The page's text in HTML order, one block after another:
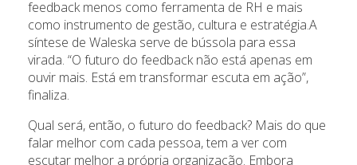
feedback menos como ferramenta de RH e mais
como instrumento de gestão, cultura e estratégia.A
síntese de Waleska serve de bússola para essa
virada. “O futuro do feedback não está apenas em
ouvir mais. Está em transformar escuta em ação”,
finaliza.
Qual será, então, o futuro do feedback? Mais do que
falar melhor com cada pessoa, tem a ver com
escutar melhor a própria organização. Embora